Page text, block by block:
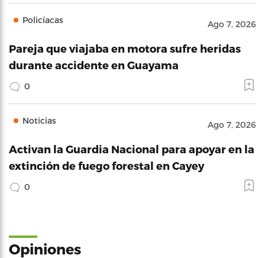
Policíacas Ago 7, 2026
Pareja que viajaba en motora sufre heridas
durante accidente en Guayama
0
Noticias Ago 7, 2026
Activan la Guardia Nacional para apoyar en la
extinción de fuego forestal en Cayey
0
Opiniones